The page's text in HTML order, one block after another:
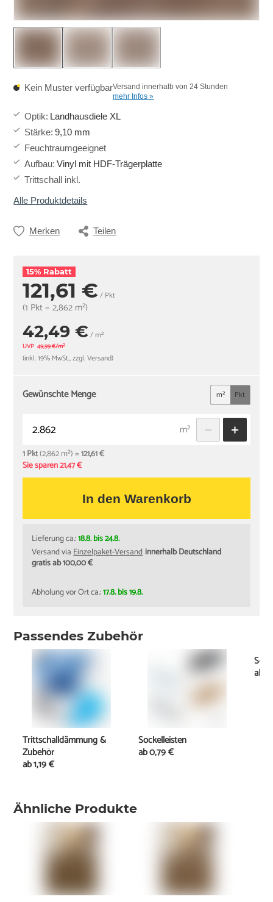
Kein Muster verfügbarVersand innerhalb von 24 Stunden
mehr Infos »
Optik: Landhausdiele XL
Stärke: 9,10 mm
Feuchtraumgeeignet
Aufbau: Vinyl mit HDF-Trägerplatte
Trittschall inkl.
Alle Produktdetails
Merken Teilen
15% Rabatt
121,61 € / Pkt
(1 Pkt = 2,862 m²)
42,49 €/ m²
UVP 49,99 €/m²
(inkl. 19% MwSt., zzgl. Versand)
Gewünschte Menge m² Pkt
m²
1 Pkt(2,862 m²) =121,61 €
Sie sparen 21,47 €
In den Warenkorb
Lieferung ca.:18.8. bis 24.8.
Versand viaEinzelpaket-Versandinnerhalb Deutschland
gratis ab 100,00 €
Abholung vor Ort ca.:17.8. bis 19.8.
Ähnliche Produkte
Passendes Zubehör
Trittschalldämmung &
Zubehör
ab1,19 €
Sockelleisten
ab0,79 €
ab